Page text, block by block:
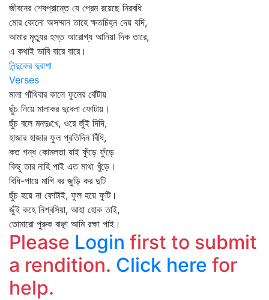
জীবনের শেষপ্রান্তে যে প্রেম রয়েছে নিরবধি
মোর কোনো অসম্মান তাহে ক্ষতচিহ্ন দেয় যদি,
আমার মৃত্যুর হস্ত আরোগ্য আনিয়া দিক তারে,
এ কথাই ভাবি বারে বারে।
নিন্দুকের দুরাশা
Verses
মালা গাঁথিবার কালে ফুলের বোঁটায়
ছুঁচ নিয়ে মালাকর দুবেলা ফোটায়।
ছুঁচ বলে মনদুঃখে, ওরে জুঁই দিদি,
হাজার হাজার ফুল প্রতিদিন বিঁধি,
কত গন্ধ কোমলতা যাই ফুঁড়ে ফুঁড়ে
কিছু তার নাহি পাই এত মাথা খুঁড়ে।
বিধি-পায়ে মাগি বর জুড়ি কর দুটি
ছুঁচ হয়ে না ফোটাই, ফুল হয়ে ফুটি।
জুঁই কহে নিশ্বসিয়া, আহা হোক তাই,
তোমারো পুরুক বাঞ্ছা আমি রক্ষা পাই।
Please Login first to submit
a rendition. Click here for
help.